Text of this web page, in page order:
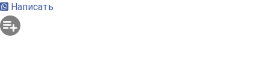
Написать